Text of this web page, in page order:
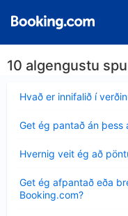
10 algengustu
Hvað er innifalið í
sýnt
Get ég pantað án þess
sýnt
Hvernig veit ég að
sýnt
Get ég afpantað eða
Booking.com?
sýnt